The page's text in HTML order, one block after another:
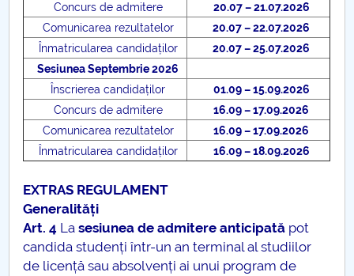
Concurs de admitere
20.07 – 21.07.2026
Comunicarea rezultatelor
20.07 – 22.07.2026
Înmatricularea candidaților
20.07 – 25.07.2026
Sesiunea Septembrie 2026
Înscrierea candidaților
01.09 – 15.09.2026
Concurs de admitere
16.09 – 17.09.2026
Comunicarea rezultatelor
16.09 – 17.09.2026
Înmatricularea candidaților
16.09 – 18.09.2026
EXTRAS REGULAMENT
Generalități
Art. 4 Lasesiunea de admitere anticipată pot
candida studenți într-un an terminal al studiilor
de licență sau absolvenți ai unui program de